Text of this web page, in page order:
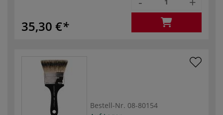
35,30 €
Bestell-Nr. 08-80154